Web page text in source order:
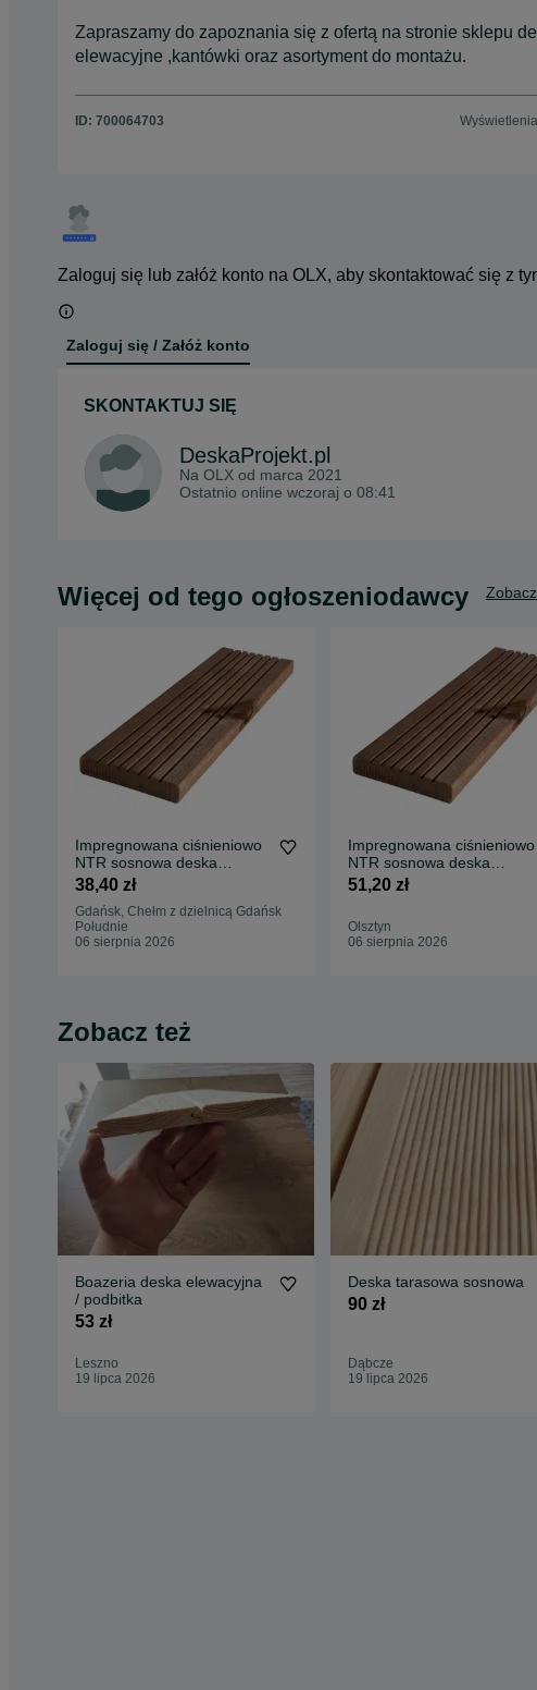
Zapraszamy do zapoznania się z ofertą na stronie sklepu
elewacyjne ,kantówki oraz asortyment do montażu.
ID: 700064703
Zaloguj się lub załóż konto na OLX, aby skontaktować się z
Zaloguj się / Załóż konto
SKONTAKTUJ SIĘ
DeskaProjekt.pl
Na OLX od marca 2021
Ostatnio online wczoraj o 08:41
Więcej od tego ogłoszeniodawcy
Impregnowana ciśnieniowo
NTR sosnowa deska
tarasowa 27x145x3000
38,40 zł
Gdańsk, Chełm z dzielnicą Gdańsk
Południe
06 sierpnia 2026
Impregnowana ciśnieniowo
NTR sosnowa deska
tarasowa 27x145x4000
51,20 zł
Olsztyn
06 sierpnia 2026
Zobacz też
Boazeria deska elewacyjna
/ podbitka
53 zł
Leszno
19 lipca 2026
Deska tarasowa sosnowa
90 zł
Dąbcze
19 lipca 2026